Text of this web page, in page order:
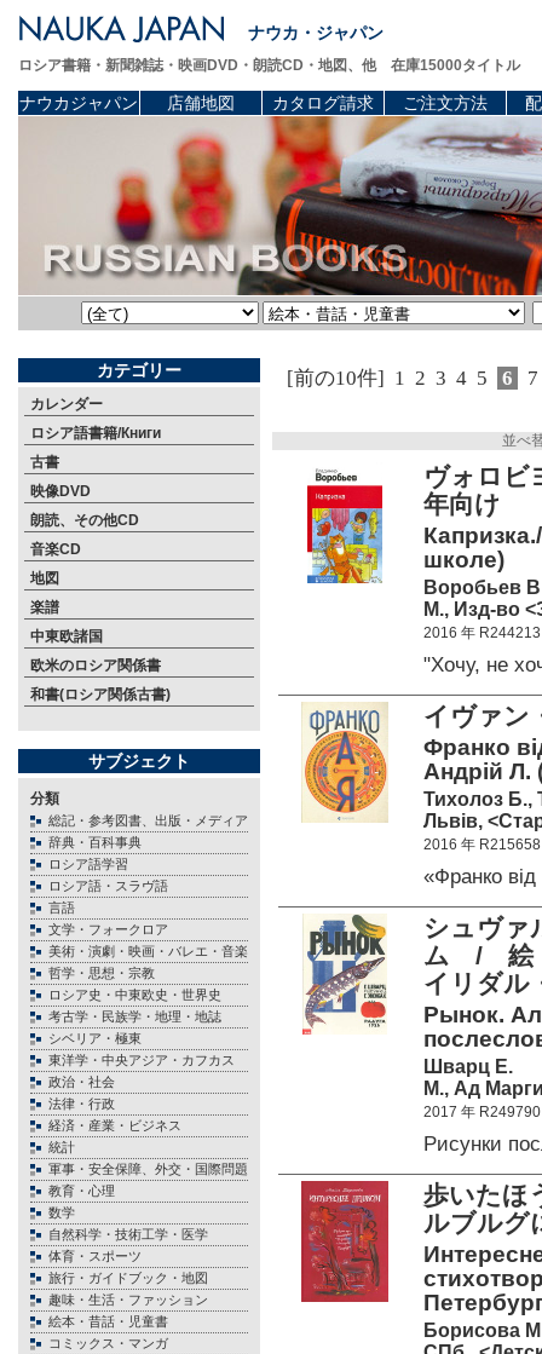
ナウカ・ジャパン
ロシア書籍・新聞雑誌・映画DVD・朗読CD・地図、他 在庫15000タイトル
ナウカジャパン 店舗地図 カタログ請求 ご注文方法
カテゴリー
カレンダー
ロシア語書籍/Книги
古書
映像DVD
朗読、その他CD
音楽CD
地図
楽譜
中東欧諸国
欧米のロシア関係書
和書(ロシア関係古書)
サブジェクト
分類
総記・参考図書、出版・メディア
辞典・百科事典
ロシア語学習
ロシア語・スラヴ語
言語
文学・フォークロア
美術・演劇・映画・バレエ・音楽
哲学・思想・宗教
ロシア史・中東欧史・世界史
考古学・民族学・地理・地誌
シベリア・極東
東洋学・中央アジア・カフカス
政治・社会
法律・行政
経済・産業・ビジネス
統計
軍事・安全保障、外交・国際問題
教育・心理
数学
自然科学・技術工学・医学
体育・スポーツ
旅行・ガイドブック・地図
趣味・生活・ファッション
絵本・昔話・児童書
コミックス・マンガ
[前の10件] 1 2 3 4 5 6 7
並べ
ヴォロ
年向け
школе)
Воробьев
М., Изд-во
2016 年 R244213
"Хочу, не
イヴァ
Франко
Андрій Л.
Тихолоз Б.,
Львів,
2016 年 R215658
«Франко
シュヴ
ム / 絵
イリダル
Рынок.
Шварц Е.
М., Ад
2017 年 R249790
Рисунки
歩いたほ
ルブルグ
Борисова